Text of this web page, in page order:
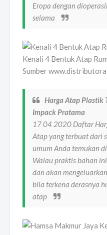
Eropa dengan
selama
Kenali 4 Bentuk Atap
Sumber
Harga Atap Plastik
Impack Pratama
17 04 2020 Daftar
Atap yang terbuat dari
umum Anda temukan
Walau praktis bahan
dan akan
bila terkena derasnya
atap